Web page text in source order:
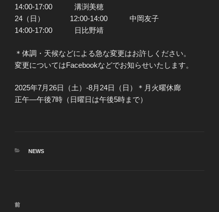
14:00-17:00 溝渕美穂
24（日） 12:00-14:00 中岡友子
14:00-17:00 日比野靖
＊体調・天候などによる急な変更はお許しください。
変更についてはFacebookなどでお知らせいたします。
2025年7月26日（土）-8月24日（日）＊月火曜休廊
正午―午後7時（日曜日は午後5時まで）
カ
NEWS
投
前
前